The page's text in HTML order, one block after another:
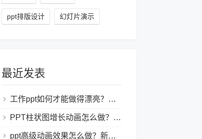
ppt排版设计 幻灯片演示
最近发表
工作ppt如何才能做得漂亮？职场PPT美化与制作技巧
PPT柱状图增长动画怎么做？实用的ppt技巧分享给你！
ppt高级动画效果怎么做？新手也能学会的亮眼PPT动画指南